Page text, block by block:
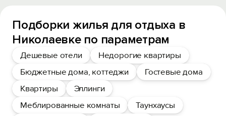
Подборки жилья для отдыха в
Николаевке по параметрам
Дешевые отели
Недорогие квартиры
Бюджетные дома, коттеджи
Гостевые дома
Квартиры
Эллинги
Меблированные комнаты
Таунхаусы